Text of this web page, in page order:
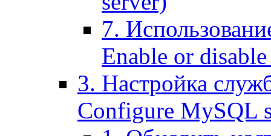
7.
Enable or
3. Настройка
Configure MySQL